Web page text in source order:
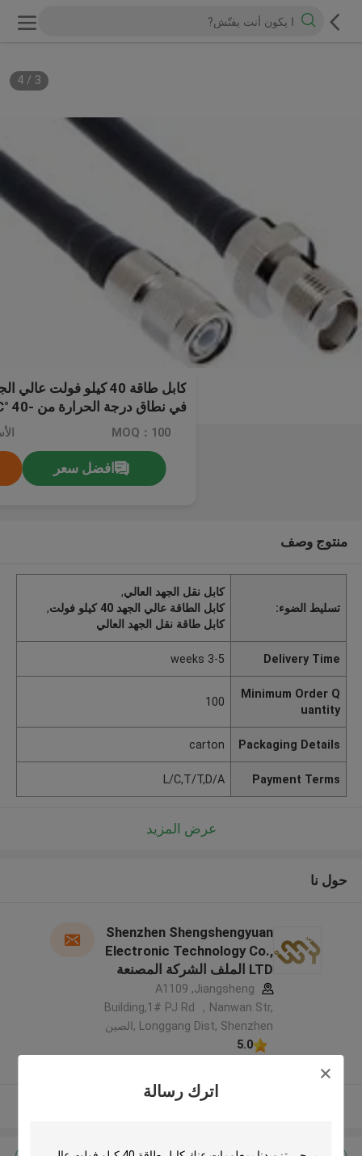
اترك رسالة
3
/
4
كابل طاقة 40 كيلو فولت
متفوق مضمون
MOQ：100
افضل سعر
منتوج وصف
تسليط الضوء:
كابل نقل الجهد العالي,
كابل الطاقة عالي الجهد 40 كيلو فولت
,
كابل طاقة نقل الجهد العالي
Delivery Time
3-5 weeks
Minimum Order Q
uantity
100
Packaging Details
carton
Payment Terms
L/C,T/T,D/A
عرض المزيد
حول نا
Shenzhen Shengshengyuan
Electronic Technology Co.,
LTD الملف الشركة المصنعة
A1109 ,Jiangsheng
Building,1# PJ Rd ，Nanwan Str,
Longgang Dist, Shenzhen ,الصين
5.0
عرض المزيد